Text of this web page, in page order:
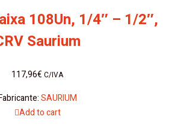
108Un, 1/4″ – 1/2″,
Saurium
117,96€ C/IVA
SAURIUM
Add to cart